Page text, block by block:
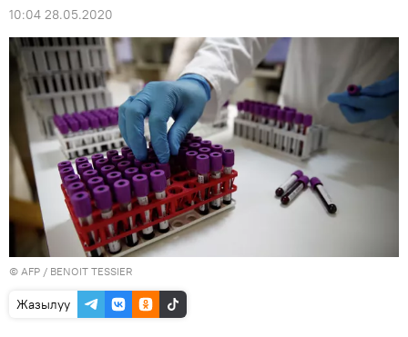
10:04 28.05.2020
© AFP / BENOIT TESSIER
Жазылуу